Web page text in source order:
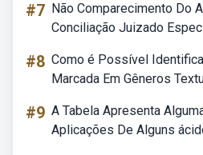
#7 Não Comparecimento Do
Conciliação Juizado
#8 Como é Possível
Marcada Em Gêneros
#9 A Tabela Apresenta
Aplicações De Alguns